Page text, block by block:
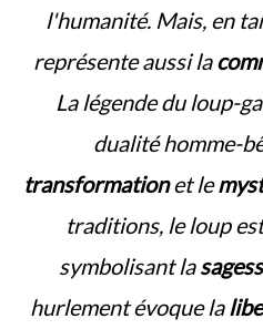
l'humanité. Mais, en
représente aussi la
La légende du loup-
dualité homme-
transformationet le
traditions, le loup
symbolisant la
hurlement évoque la